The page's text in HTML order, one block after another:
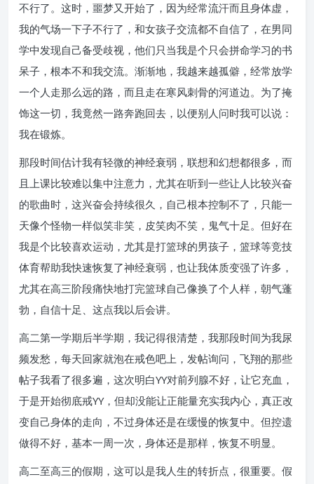
不行了。这时，噩梦又开始了，因为经常流汗而且身体虚，
我的气场一下子不行了，和女孩子交流都不自信了，在男同
学中发现自己备受歧视，他们只当我是个只会拼命学习的书
呆子，根本不和我交流。渐渐地，我越来越孤僻，经常放学
一个人走那么远的路，而且走在寒风刺骨的河道边。为了掩
饰这一切，我竟然一路奔跑回去，以便别人问时我可以说：
我在锻炼。
那段时间估计我有轻微的神经衰弱，联想和幻想都很多，而
且上课比较难以集中注意力，尤其在听到一些让人比较兴奋
的歌曲时，这兴奋会持续很久，自己根本控制不了，只能一
天像个怪物一样似笑非笑，皮笑肉不笑，鬼气十足。但好在
我是个比较喜欢运动，尤其是打篮球的男孩子，篮球等竞技
体育帮助我快速恢复了神经衰弱，也让我体质变强了许多，
尤其在高三阶段痛快地打完篮球自己像换了个人样，朝气蓬
勃，自信十足、这点我以后会讲。
高二第一学期后半学期，我记得很清楚，我那段时间为我尿
频发愁，每天回家就泡在戒色吧上，发帖询问，飞翔的那些
帖子我看了很多遍，这次明白YY对前列腺不好，让它充血，
于是开始彻底戒YY，但却没能让正能量充实我内心，真正改
变自己身体的走向，不过身体还是在缓慢的恢复中。但控遗
做得不好，基本一周一次，身体还是那样，恢复不明显。
高二至高三的假期，这可以是我人生的转折点，很重要。假